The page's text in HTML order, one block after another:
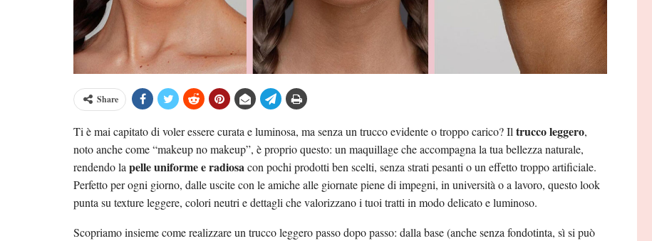
Share
Ti è mai capitato di voler essere curata e luminosa, ma senza un trucco evidente o troppo carico? Il trucco leggero,
noto anche come “makeup no makeup”, è proprio questo: un maquillage che accompagna la tua bellezza naturale,
rendendo la pelle uniforme e radiosacon pochi prodotti ben scelti, senza strati pesanti o un effetto troppo artificiale.
Perfetto per ogni giorno, dalle uscite con le amiche alle giornate piene di impegni, in università o a lavoro, questo look
punta su texture leggere, colori neutri e dettagli che valorizzano i tuoi tratti in modo delicato e luminoso.
Scopriamo insieme come realizzare un trucco leggero passo dopo passo: dalla base (anche senza fondotinta, sì si può